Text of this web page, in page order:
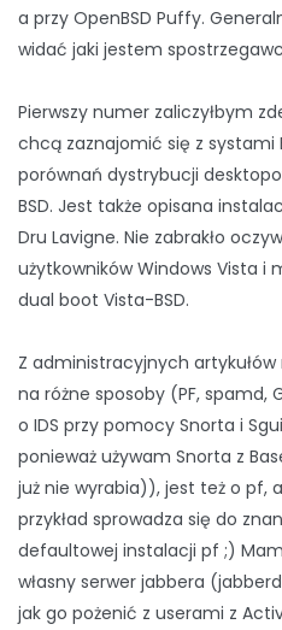
a przy OpenBSD Puffy.
widać jaki jestem
Pierwszy numer zaliczyłbym
chcą zaznajomić się z systami
porównań dystrybucji
BSD. Jest także opisana
Dru Lavigne. Nie zabrakło
użytkowników Windows Vista i
dual boot Vista-BSD.
Z administracyjnych
na różne sposoby (PF, spamd,
o IDS przy pomocy Snorta i
ponieważ używam Snorta z
już nie wyrabia)), jest też o pf,
przykład sprowadza się do
defaultowej instalacji pf ;)
własny serwer jabbera
jak go pożenić z userami z